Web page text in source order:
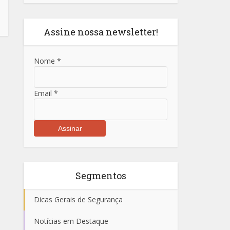
Assine nossa newsletter!
Nome *
Email *
Segmentos
Dicas Gerais de Segurança
Notícias em Destaque